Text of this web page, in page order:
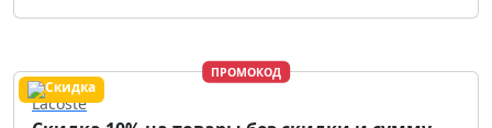
ПРОМОКОД
Lacoste